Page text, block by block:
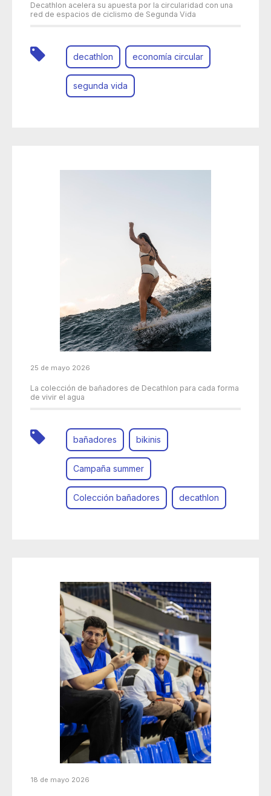
Decathlon acelera su apuesta por la circularidad con una
red de espacios de ciclismo de Segunda Vida
decathlon economía circular
segunda vida
25 de mayo 2026
La colección de bañadores de Decathlon para cada forma
de vivir el agua
bañadores bikinis
Campaña summer
Colección bañadores decathlon
18 de mayo 2026